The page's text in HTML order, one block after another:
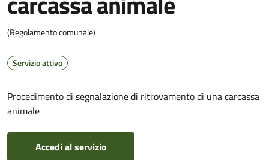
(Regolamento comunale)
Servizio attivo
Procedimento di segnalazione di ritrovamento di una carcassa
animale
Accedi al servizio